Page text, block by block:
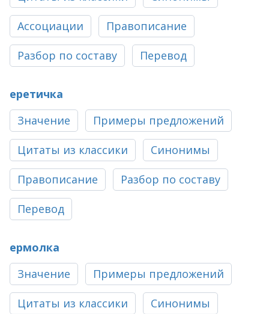
Ассоциации Правописание
Разбор по составу Перевод
еретичка
Значение
Примеры предложений
Цитаты из классики Синонимы
Правописание Разбор по составу
Перевод
ермолка
Значение
Примеры предложений
Цитаты из классики Синонимы